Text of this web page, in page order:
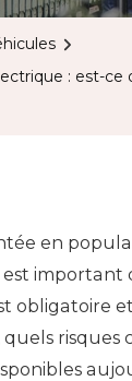
: est-ce
en
important
obligatoire
quels risques